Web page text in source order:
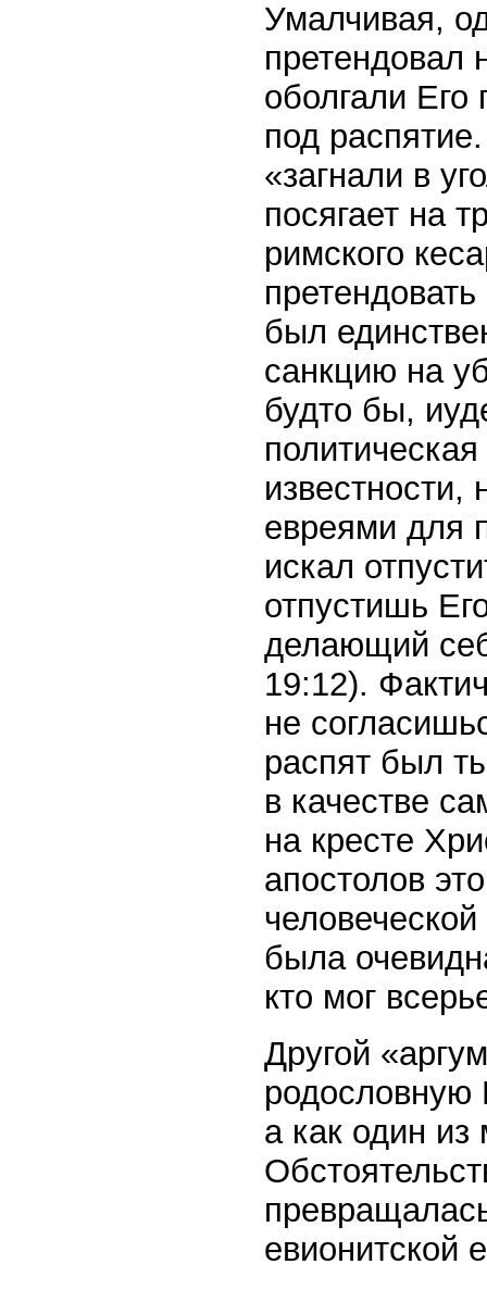
Умалчивая,
претендовал
оболгали
под
«загнали в
посягает на
римского
был
санкцию на
будто бы,
известности,
евреями для
искал
отпустишь
делающий
19:12).
не
распят был
в качестве
на кресте
апостолов
была
кто мог
Другой
а как один из
евионитской